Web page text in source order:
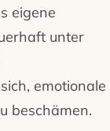
eigene
unter
emotionale
beschämen.